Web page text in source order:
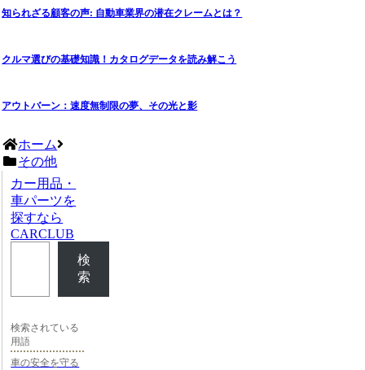
知られざる顧客の声: 自動車業界の潜在クレームとは？
クルマ選びの基礎知識！カタログデータを読み解こう
アウトバーン：速度無制限の夢、その光と影
ホーム
その他
カー用品・
車パーツを
探すなら
CARCLUB
検
索
検索されている
用語
車の安全を守る